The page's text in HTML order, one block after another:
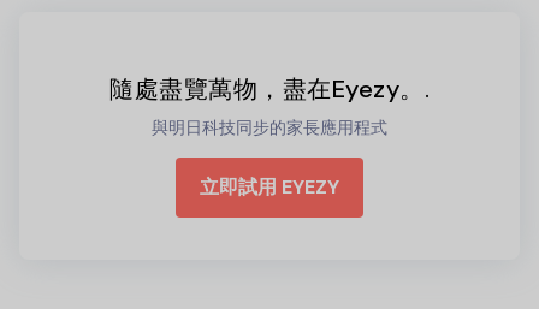
隨處盡覽萬物，盡在Eyezy。.
與明日科技同步的家長應用程式
立即試用 EYEZY